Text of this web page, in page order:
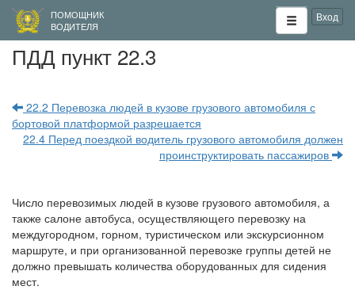
ПОМОЩНИК
ВОДИТЕЛЯ
Вход
ПДД пункт 22.3
22.2 Перевозка людей в кузове грузового автомобиля с
бортовой платформой разрешается
22.4 Перед поездкой водитель грузового автомобиля должен
проинструктировать пассажиров
Число перевозимых людей в кузове грузового автомобиля, а
также салоне автобуса, осуществляющего перевозку на
междугородном, горном, туристическом или экскурсионном
маршруте, и при организованной перевозке группы детей не
должно превышать количества оборудованных для сидения
мест.